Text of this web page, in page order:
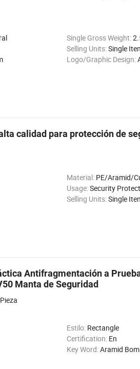
Single Gross Weight:
Selling Units:Single
Logo/Graphic Design:
calidad para protección de
Material: PE/Aramid/
Usage:Security
Selling Units:Single
Antifragmentación a
Manta de Seguridad
Estilo: Rectangle
Certification: En
Key Word:Aramid